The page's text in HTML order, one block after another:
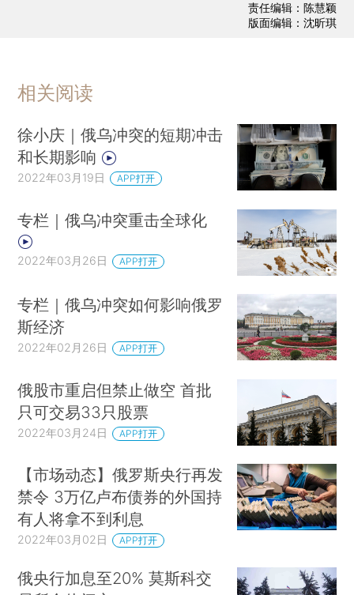
责任编辑：陈慧颖
版面编辑：沈昕琪
相关阅读
徐小庆｜俄乌冲突的短期冲击
和长期影响
2022年03月19日 APP打开
专栏｜俄乌冲突重击全球化
2022年03月26日 APP打开
专栏｜俄乌冲突如何影响俄罗
斯经济
2022年02月26日 APP打开
俄股市重启但禁止做空 首批
只可交易33只股票
2022年03月24日 APP打开
【市场动态】俄罗斯央行再发
禁令 3万亿卢布债券的外国持
有人将拿不到利息
2022年03月02日 APP打开
俄央行加息至20% 莫斯科交